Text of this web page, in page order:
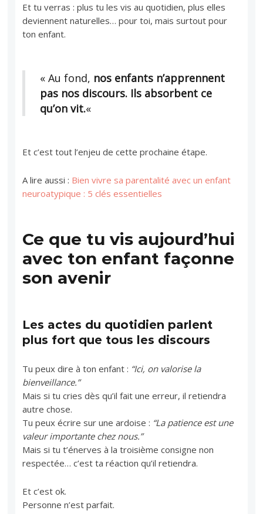
Et tu verras : plus tu les vis au quotidien, plus elles
deviennent naturelles… pour toi, mais surtout pour
ton enfant.
« Au fond, nos enfants n’apprennent
pas nos discours. Ils absorbent ce
qu’on vit.«
Et c’est tout l’enjeu de cette prochaine étape.
A lire aussi : Bien vivre sa parentalité avec un enfant
neuroatypique : 5 clés essentielles
Ce que tu vis aujourd’hui
avec ton enfant façonne
son avenir
Les actes du quotidien parlent
plus fort que tous les discours
Tu peux dire à ton enfant : “Ici, on valorise la
bienveillance.”
Mais si tu cries dès qu’il fait une erreur, il retiendra
autre chose.
Tu peux écrire sur une ardoise : “La patience est une
valeur importante chez nous.”
Mais si tu t’énerves à la troisième consigne non
respectée… c’est ta réaction qu’il retiendra.
Et c’est ok.
Personne n’est parfait.